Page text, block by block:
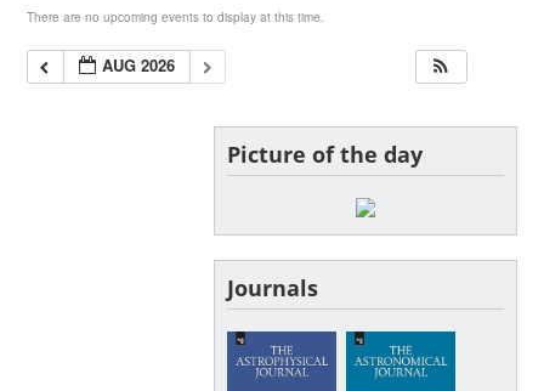
There are no upcoming events to display at this time.
AUG 2026
Picture of the day
Journals